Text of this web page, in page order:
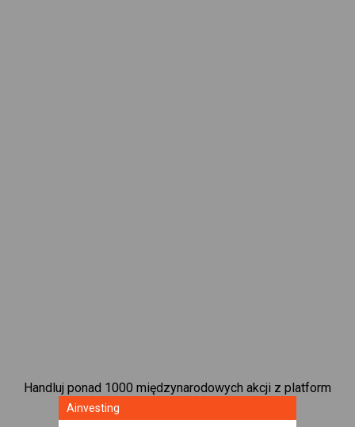
Handluj ponad 1000 międzynarodowych akcji z platform
handlową CFD od Ainvesting.
Ainvesting